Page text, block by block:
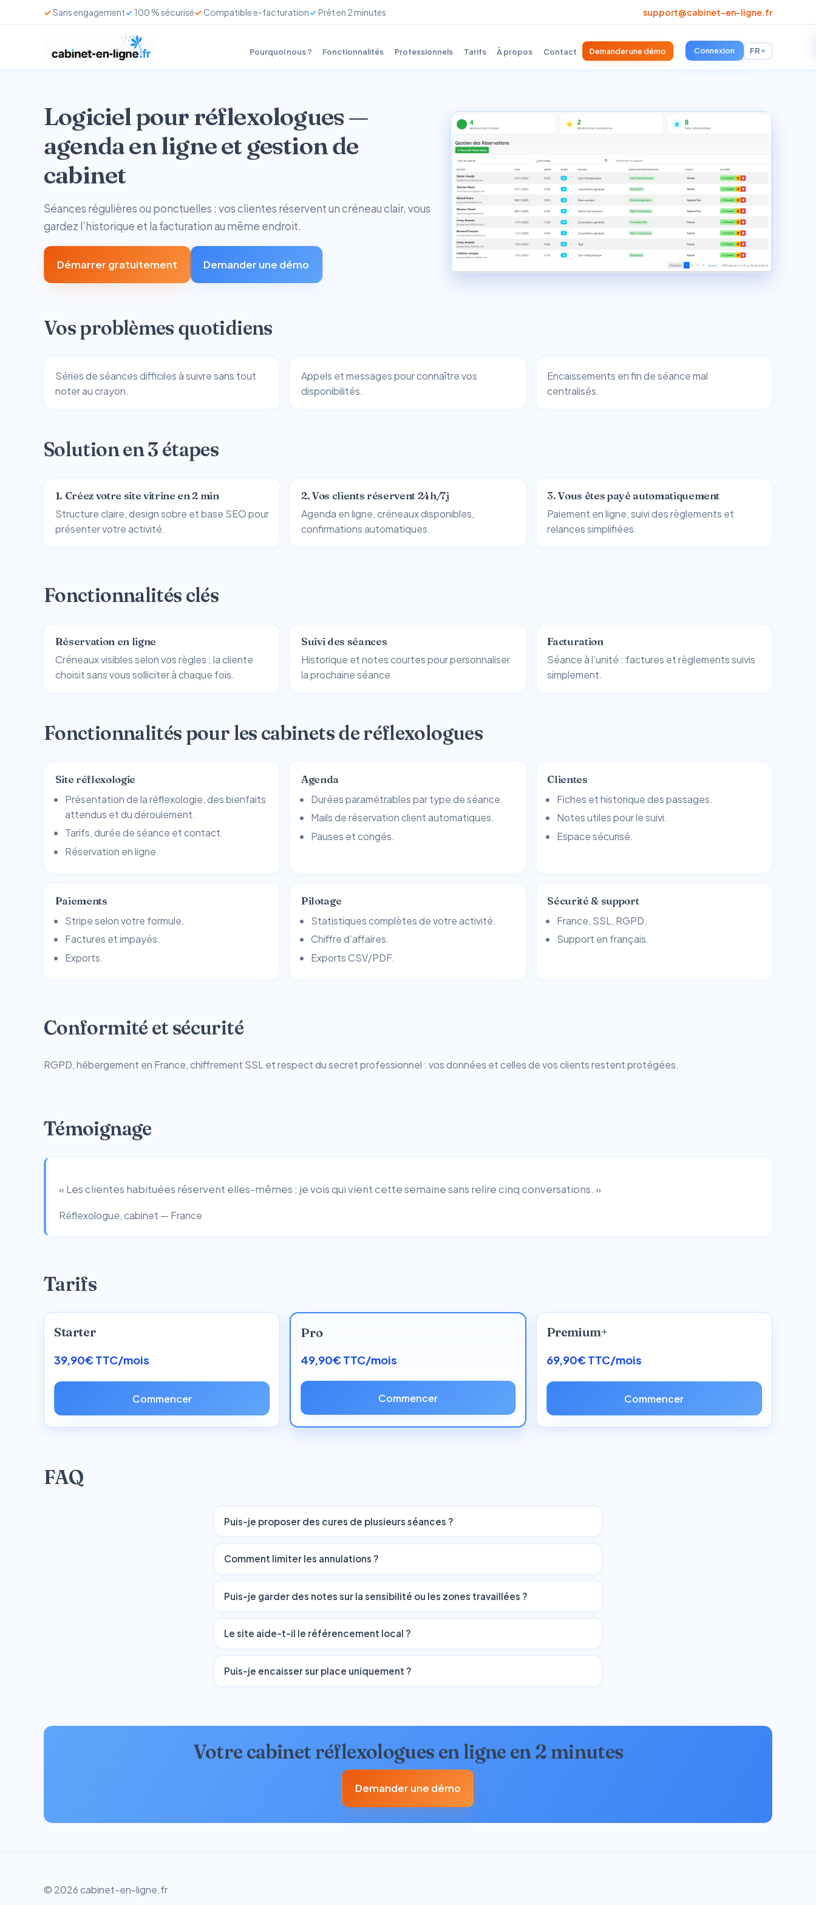
Sans engagement 100 % sécurisé Compatible e-facturation Prêt en 2 minutes support@cabinet-en-ligne.fr
Pourquoi nous ? Fonctionnalités Professionnels Tarifs À propos Contact Demander une démo Connexion FR
Logiciel pour réflexologues —
agenda en ligne et gestion de
cabinet
Séances régulières ou ponctuelles : vos clientes réservent un créneau clair, vous
gardez l’historique et la facturation au même endroit.
Démarrer gratuitement Demander une démo
Vos problèmes quotidiens
Séries de séances difficiles à suivre sans tout
noter au crayon.
Appels et messages pour connaître vos
disponibilités.
Encaissements en fin de séance mal
centralisés.
Solution en 3 étapes
1. Créez votre site vitrine en 2 min
Structure claire, design sobre et base SEO pour
présenter votre activité.
2. Vos clients réservent 24h/7j
Agenda en ligne, créneaux disponibles,
confirmations automatiques.
3. Vous êtes payé automatiquement
Paiement en ligne, suivi des règlements et
relances simplifiées.
Fonctionnalités clés
Réservation en ligne
Créneaux visibles selon vos règles ; la cliente
choisit sans vous solliciter à chaque fois.
Suivi des séances
Historique et notes courtes pour personnaliser
la prochaine séance.
Facturation
Séance à l’unité : factures et règlements suivis
simplement.
Fonctionnalités pour les cabinets de réflexologues
Site réflexologie
Présentation de la réflexologie, des bienfaits
attendus et du déroulement.
Tarifs, durée de séance et contact.
Réservation en ligne.
Agenda
Durées paramétrables par type de séance.
Mails de réservation client automatiques.
Pauses et congés.
Clientes
Fiches et historique des passages.
Notes utiles pour le suivi.
Espace sécurisé.
Paiements
Stripe selon votre formule.
Factures et impayés.
Exports.
Pilotage
Statistiques complètes de votre activité.
Chiffre d’affaires.
Exports CSV/PDF.
Sécurité & support
France, SSL, RGPD.
Support en français.
Conformité et sécurité
RGPD, hébergement en France, chiffrement SSL et respect du secret professionnel : vos données et celles de vos clients restent protégées.
Témoignage
« Les clientes habituées réservent elles-mêmes ; je vois qui vient cette semaine sans relire cinq conversations. »
Réflexologue, cabinet — France
Tarifs
Starter
39,90€ TTC/mois
Commencer
Pro
49,90€ TTC/mois
Commencer
Premium+
69,90€ TTC/mois
Commencer
FAQ
Puis-je proposer des cures de plusieurs séances ?
Comment limiter les annulations ?
Puis-je garder des notes sur la sensibilité ou les zones travaillées ?
Le site aide-t-il le référencement local ?
Puis-je encaisser sur place uniquement ?
Votre cabinet réflexologues en ligne en 2 minutes
Demander une démo
© 2026 cabinet-en-ligne.fr